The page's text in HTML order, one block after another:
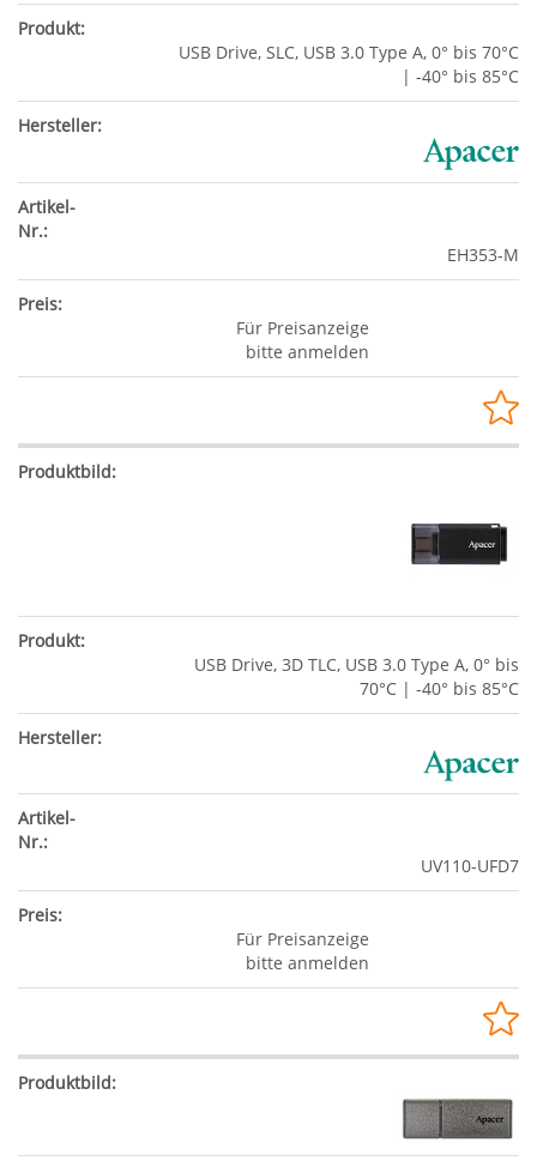
USB Drive, SLC, USB 3.0 Type A, 0° bis 70°C
| -40° bis 85°C
EH353-M
Für Preisanzeige
bitte anmelden
USB Drive, 3D TLC, USB 3.0 Type A, 0° bis
70°C | -40° bis 85°C
UV110-UFD7
Für Preisanzeige
bitte anmelden